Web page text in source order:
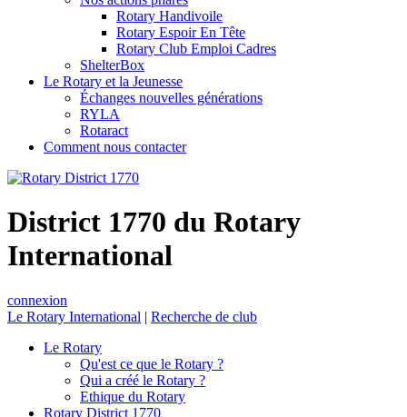
Rotary Handivoile
Rotary Espoir En Tête
Rotary Club Emploi Cadres
ShelterBox
Le Rotary et la Jeunesse
Échanges nouvelles générations
RYLA
Rotaract
Comment nous contacter
District 1770 du Rotary
International
connexion
Le Rotary International | Recherche de club
Le Rotary
Qu'est ce que le Rotary ?
Qui a créé le Rotary ?
Ethique du Rotary
Rotary District 1770